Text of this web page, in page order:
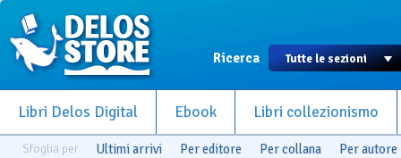
Ricerca
Libri Delos Digital Ebook Libri collezionismo
Sfoglia per Ultimi arrivi Per editore Per collana Per autore